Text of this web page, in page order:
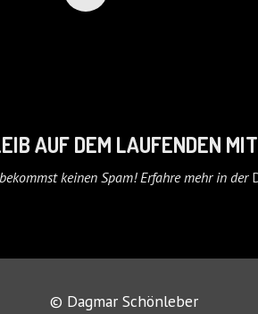
AUF DEM LAUFENDEN
keinen Spam! Erfahre mehr in der
© Dagmar Schönleber